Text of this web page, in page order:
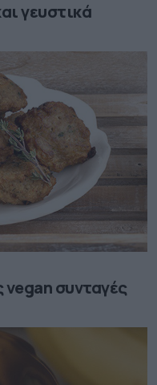
γευστικά
vegan συνταγές